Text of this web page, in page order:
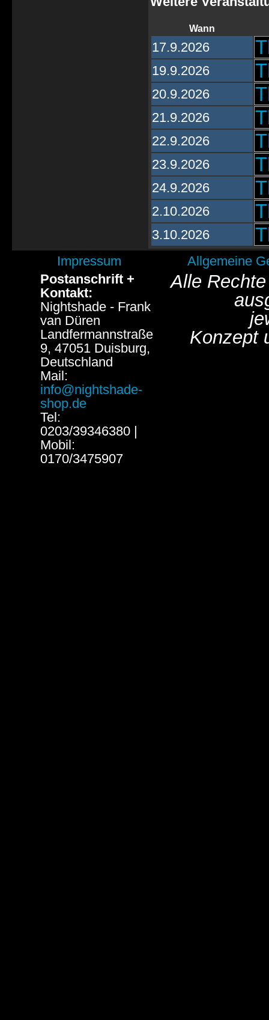
Wann
17.9.2026
19.9.2026
20.9.2026
21.9.2026
22.9.2026
23.9.2026
24.9.2026
2.10.2026
3.10.2026
Impressum
Allgemeine
Postanschrift +
Kontakt:
Nightshade - Frank
van Düren
Landfermannstraße
9, 47051 Duisburg,
Deutschland
Mail:
info@nightshade-
shop.de
Tel:
0203/39346380 |
Mobil:
0170/3475907
Alle
Konzept